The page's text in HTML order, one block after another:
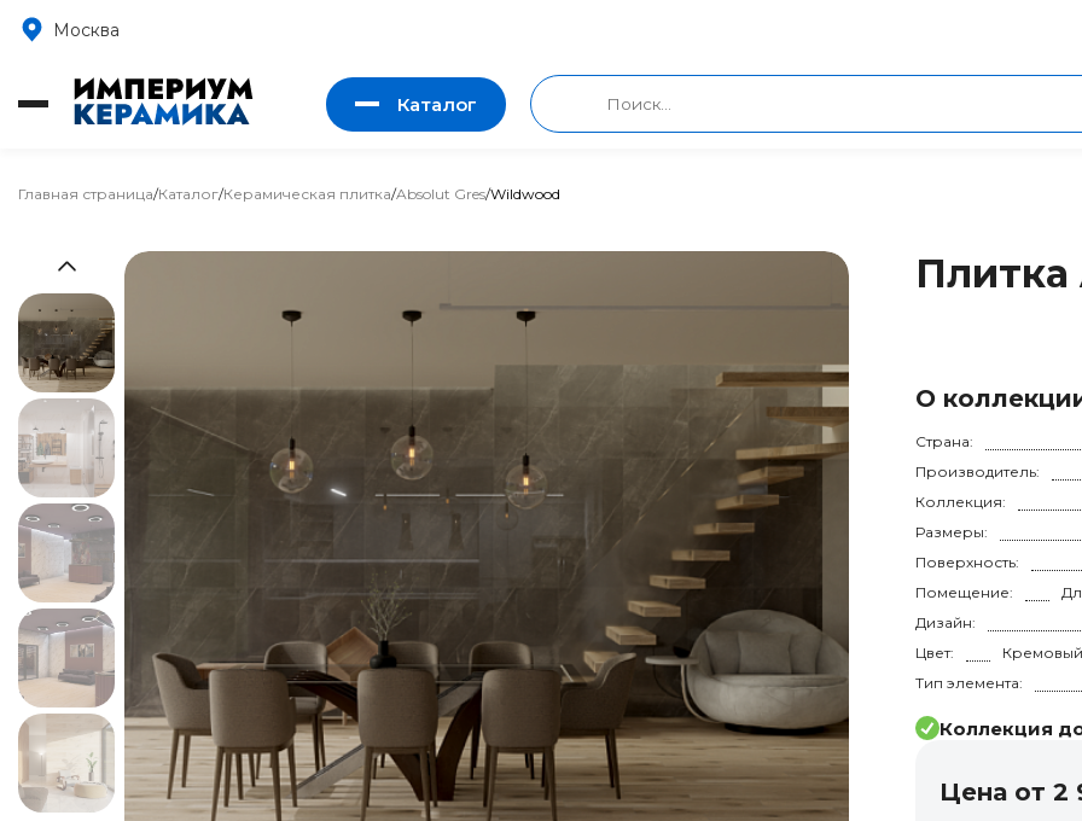
Москва
Каталог
Главная страница/Каталог/Керамическая плитка/Absolut Gres/Wildwood
Плитка
О
Страна:
Производитель:
Коллекция:
Размеры:
Поверхность:
Помещение:
Дизайн:
Цвет:
Тип элемента:
Коллекция
Цена от 2